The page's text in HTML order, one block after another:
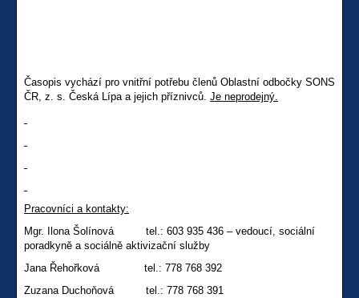
Časopis vychází pro vnitřní potřebu členů Oblastní odbočky SONS
ČR, z. s. Česká Lípa a jejich příznivců. Je neprodejný.
Pracovníci a kontakty:
Mgr. Ilona Šolínová tel.: 603 935 436 – vedoucí, sociální
poradkyně a sociálně aktivizační služby
Jana Řehořková tel.: 778 768 392
Zuzana Duchoňová tel.: 778 768 391